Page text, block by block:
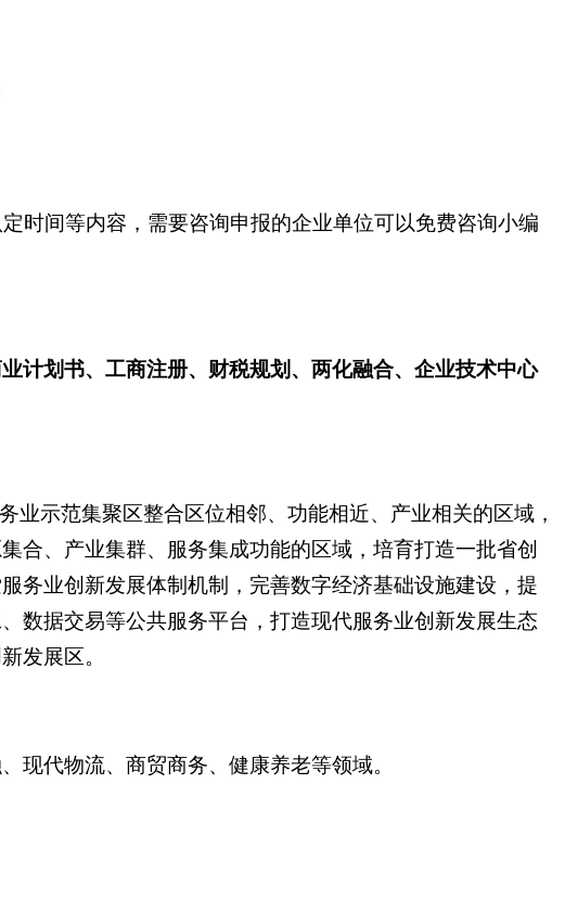
时间等内容，需要咨询申报的企业单位可以免费咨询小编
计划书、工商注册、财税规划、两化融合、企业技术中心
业示范集聚区整合区位相邻、功能相近、产业相关的区域，
合、产业集群、服务集成功能的区域，培育打造一批省创
务业创新发展体制机制，完善数字经济基础设施建设，提
数据交易等公共服务平台，打造现代服务业创新发展生态
发展区。
现代物流、商贸商务、健康养老等领域。